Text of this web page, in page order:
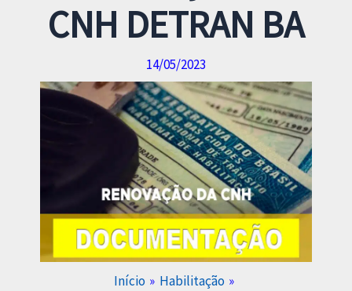
CNH DETRAN BA
14/05/2023
Início
Habilitação